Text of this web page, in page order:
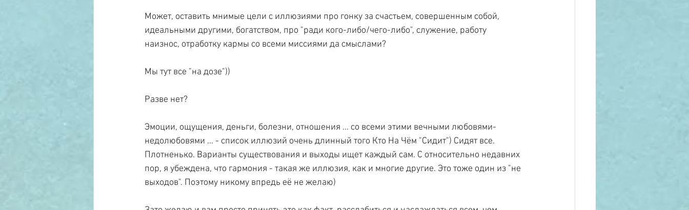
Может, оставить мнимые цели с иллюзиями про гонку за счастьем, совершенным собой,
идеальными другими, богатством, про "ради кого-либо/чего-либо", служение, работу
наизнос, отработку кармы со всеми миссиями да смыслами?
Мы тут все "на дозе"))
Разве нет?
Эмоции, ощущения, деньги, болезни, отношения ... со всеми этими вечными любовями-
недолюбовями ... - список иллюзий очень длинный того Кто На Чём "Сидит") Сидят все.
Плотненько. Варианты существования и выходы ищет каждый сам. С относительно недавних
пор, я убеждена, что гармония - такая же иллюзия, как и многие другие. Это тоже один из "не
выходов". Поэтому никому впредь её не желаю)